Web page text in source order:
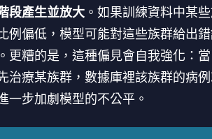
段產生並放大 。如果訓練資料中某
例偏低，模型可能對這些族群給出
更糟的是，這種偏見會自我強化：
治療某族群，數據庫裡該族群的病
一步加劇模型的不公平。